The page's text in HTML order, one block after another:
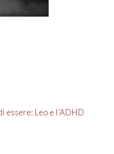
essere: Leo e l’ADHD